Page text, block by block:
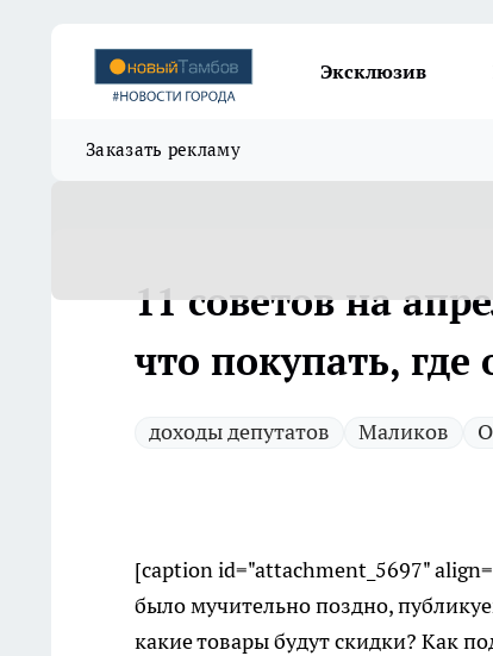
Эксклюзив
Заказать рекламу
11 советов на
что покупать, где
доходы депутатов Маликов
[caption id="attachment_5697"
было мучительно поздно,
какие товары будут скидки? Как